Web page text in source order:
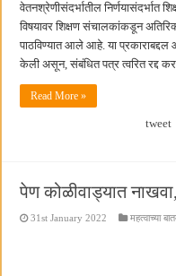
वेतनश्रेणीसंदर्भातील निर्णयासंदर्भात
विषयावर शिक्षण संचालकांकडून
पाठविण्यात आले आहे. या प्रकाराबद्दल
केली असून, संबंधित पत्र त्वरित रद्द
Read More »
tweet
पेण कोळीवाड्यात
31st January 2022 महत्वाच्या